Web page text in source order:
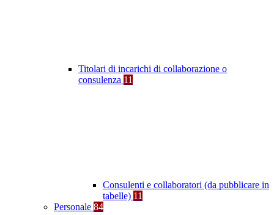
Titolari di incarichi di collaborazione o
consulenza 11
Consulenti e collaboratori (da pubblicare in
tabelle) 11
Personale 84